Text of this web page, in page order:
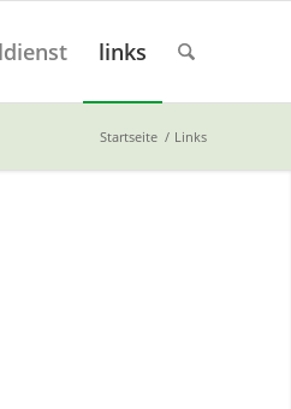
links
Startseite / Links